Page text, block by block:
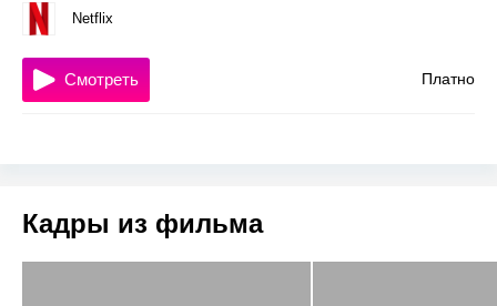
Netflix
Платно
Смотреть
Кадры из фильма